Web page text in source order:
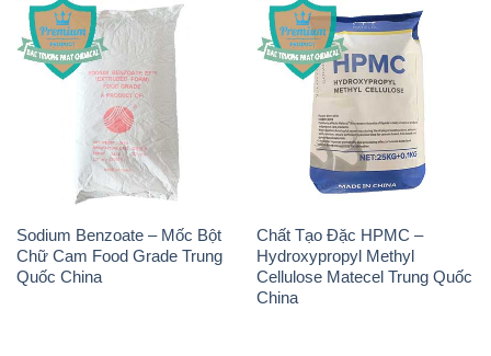
Sodium Benzoate – Mốc Bột
Chữ Cam Food Grade Trung
Quốc China
Chất Tạo Đặc HPMC –
Hydroxypropyl Methyl
Cellulose Matecel Trung Quốc
China